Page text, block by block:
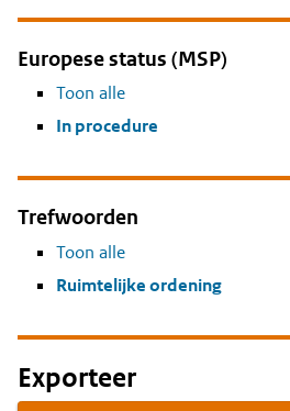
Europese status (MSP)
Toon alle
In procedure
Trefwoorden
Toon alle
Ruimtelijke ordening
Exporteer